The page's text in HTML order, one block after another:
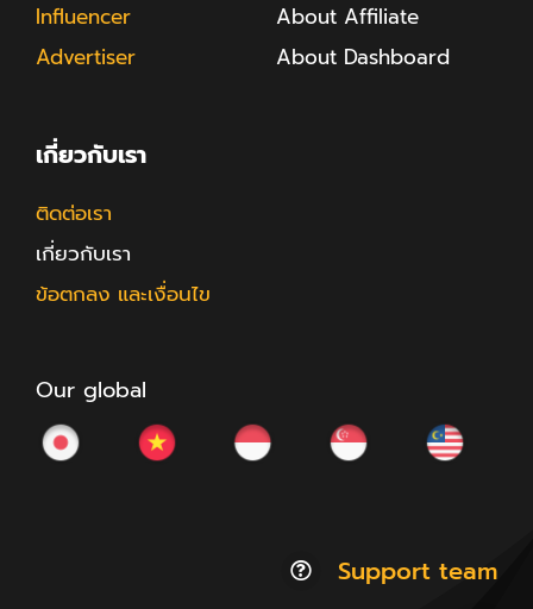
Influencer
Advertiser
About Affiliate
About Dashboard
เกี่ยวกับเรา
ติดต่อเรา
เกี่ยวกับเรา
ข้อตกลง และเงื่อนไข
Our global
Support team